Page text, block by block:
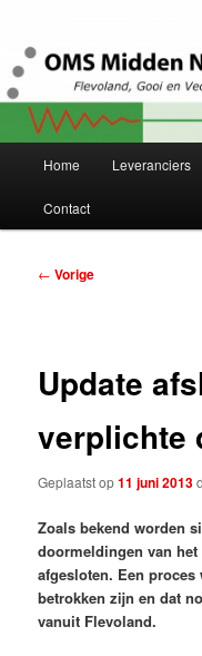
primaire
inhoudOMS
Project Herstructurering
Home Leveranciers
Contact
Bericht
← Vorige
Update
verplichte
Geplaatst op11 juni 2013
Zoals bekend worden
doormeldingen van het
afgesloten. Een
betrokken zijn en dat
vanuit Flevoland.